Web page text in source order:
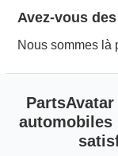
Avez-vous
Nous sommes là
automobiles